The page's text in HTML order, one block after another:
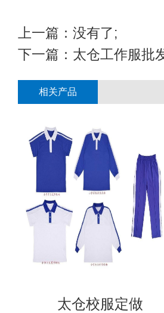
上一篇：没有了;
下一篇： 太仓工作服批
相关产品
太仓校服定做